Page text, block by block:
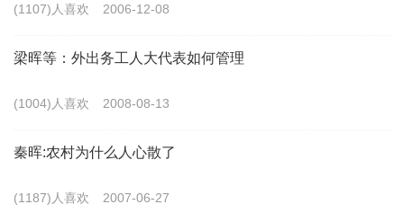
(1107)人喜欢 2006-12-08
梁晖等：外出务工人大代表如何管理
(1004)人喜欢 2008-08-13
秦晖:农村为什么人心散了
(1187)人喜欢 2007-06-27